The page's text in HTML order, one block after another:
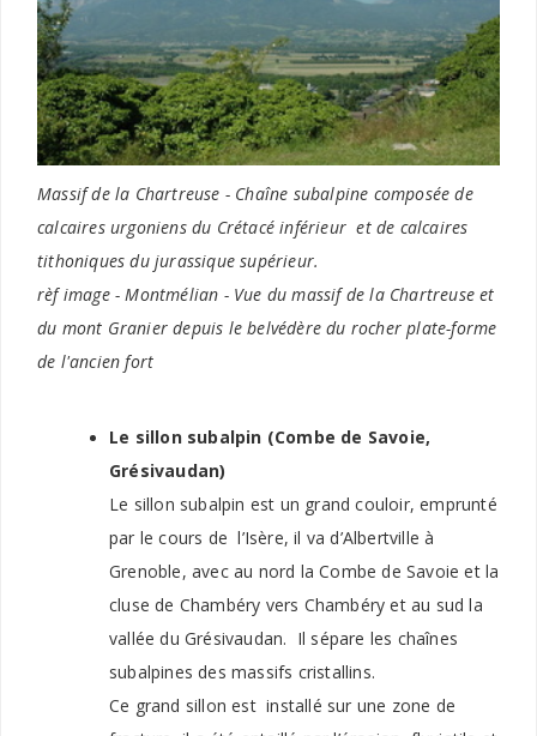
Massif de la Chartreuse - Chaîne subalpine composée de
calcaires urgoniens du Crétacé inférieur et de calcaires
tithoniques du jurassique supérieur.
rèf image - Montmélian - Vue du massif de la Chartreuse et
du mont Granier depuis le belvédère du rocher plate-forme
de l'ancien fort
Le sillon subalpin (Combe de Savoie,
Grésivaudan)
Le sillon subalpin est un grand couloir, emprunté
par le cours de l’Isère, il va d’Albertville à
Grenoble, avec au nord la Combe de Savoie et la
cluse de Chambéry vers Chambéry et au sud la
vallée du Grésivaudan. Il sépare les chaînes
subalpines des massifs cristallins.
Ce grand sillon est installé sur une zone de